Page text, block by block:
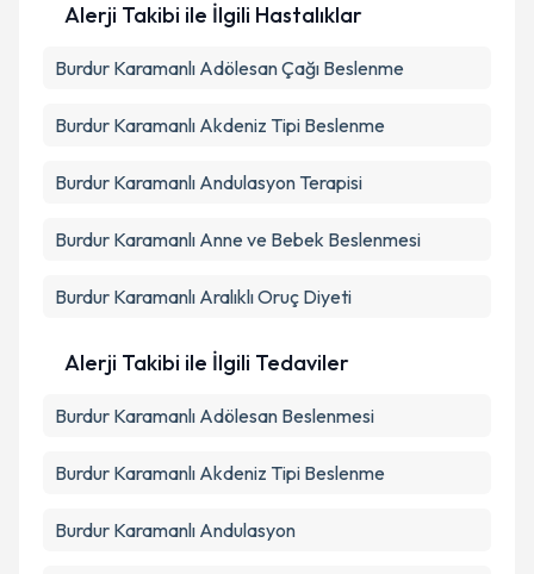
Takvim Talebini Gönder
Alerji Takibi ile İlgili Hastalıklar
Burdur Karamanlı Adölesan Çağı Beslenme
Burdur Karamanlı Akdeniz Tipi Beslenme
Burdur Karamanlı Andulasyon Terapisi
Burdur Karamanlı Anne ve Bebek Beslenmesi
Burdur Karamanlı Aralıklı Oruç Diyeti
Alerji Takibi ile İlgili Tedaviler
Burdur Karamanlı Adölesan Beslenmesi
Burdur Karamanlı Akdeniz Tipi Beslenme
Burdur Karamanlı Andulasyon